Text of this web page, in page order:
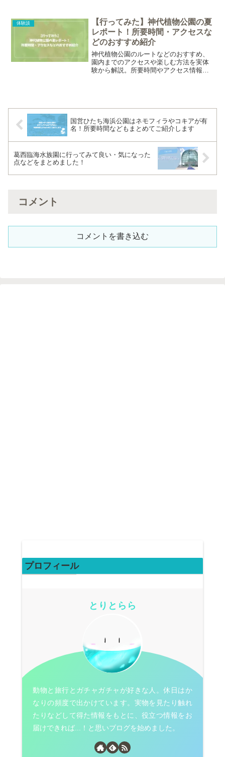
体験談
【行ってみた】神代植物公園の夏
レポート！所要時間・アクセスな
どのおすすめ紹介
神代植物公園のルートなどのおすすめ、
園内までのアクセスや楽しむ方法を実体
験から解説。所要時間やアクセス情報、
国営ひたち海浜公園はネモフィラやコキアが有
名！所要時間などもまとめてご紹介します
葛西臨海水族園に行ってみて良い・気になった
点などをまとめました！
コメント
コメントを書き込む
プロフィール
とりとらら
動物と旅行とガチャガチャが好きな人。休日はか
なりの頻度で出かけています。実物を見たり触れ
たりなどして得た情報をもとに、役立つ情報をお
届けできれば...！と思いブログを始めました。